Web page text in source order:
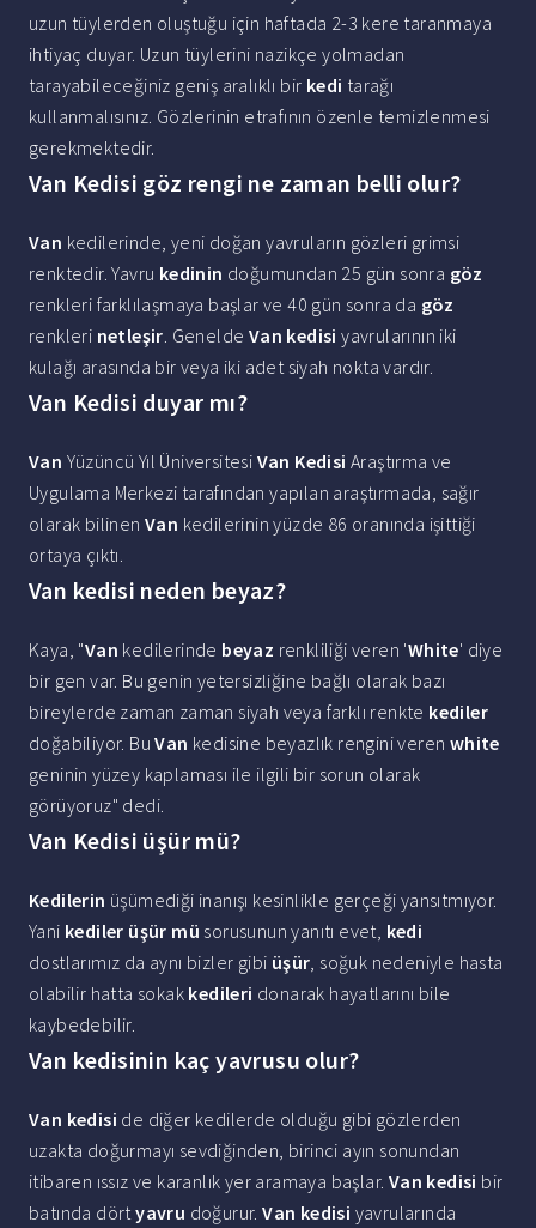
uzun tüylerden oluştuğu için haftada 2-3 kere taranmaya
ihtiyaç duyar. Uzun tüylerini nazikçe yolmadan
tarayabileceğiniz geniş aralıklı bir kedi tarağı
kullanmalısınız. Gözlerinin etrafının özenle temizlenmesi
gerekmektedir.
Van Kedisi göz rengi ne zaman belli olur?
Van kedilerinde, yeni doğan yavruların gözleri grimsi
renktedir. Yavru kedinin doğumundan 25 gün sonra göz
renkleri farklılaşmaya başlar ve 40 gün sonra da göz
renkleri netleşir. Genelde Van kedisi yavrularının iki
kulağı arasında bir veya iki adet siyah nokta vardır.
Van Kedisi duyar mı?
Van Yüzüncü Yıl Üniversitesi Van Kedisi Araştırma ve
Uygulama Merkezi tarafından yapılan araştırmada, sağır
olarak bilinenVan kedilerinin yüzde 86 oranında işittiği
ortaya çıktı.
Van kedisi neden beyaz?
Kaya, "Van kedilerinde beyaz renkliliği veren 'White' diye
bir gen var. Bu genin yetersizliğine bağlı olarak bazı
bireylerde zaman zaman siyah veya farklı renkte kediler
doğabiliyor. BuVan kedisine beyazlık rengini veren white
geninin yüzey kaplaması ile ilgili bir sorun olarak
görüyoruz" dedi.
Van Kedisi üşür mü?
Kedilerin üşümediği inanışı kesinlikle gerçeği yansıtmıyor.
Yani kediler üşür mü sorusunun yanıtı evet, kedi
dostlarımız da aynı bizler gibi üşür, soğuk nedeniyle hasta
olabilir hatta sokak kedileri donarak hayatlarını bile
kaybedebilir.
Van kedisinin kaç yavrusu olur?
Van kedisi de diğer kedilerde olduğu gibi gözlerden
uzakta doğurmayı sevdiğinden, birinci ayın sonundan
itibaren ıssız ve karanlık yer aramaya başlar. Van kedisi bir
batında dörtyavru doğurur.Van kedisi yavrularında